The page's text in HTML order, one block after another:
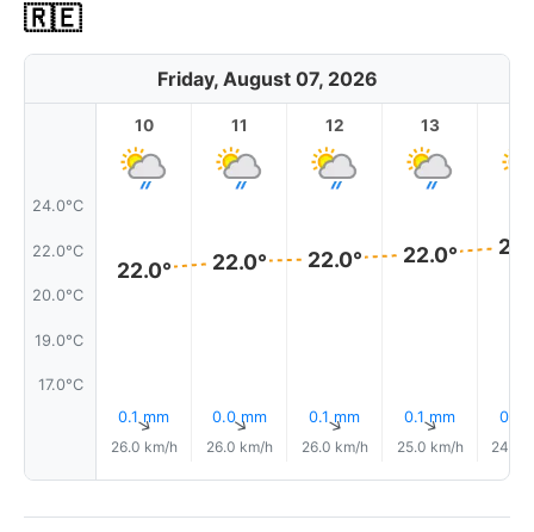
🇷🇪
Friday, August 07, 2026
24.0°C
22.0°C
20.0°C
19.0°C
17.0°C
10
22.0°
0.1 mm
↑
26.0 km/h
11
22.0°
0.0 mm
↑
26.0 km/h
12
22.0°
0.1 mm
↑
26.0 km/h
13
22.0°
0.1 mm
↑
25.0 km/h
0.1
24.0